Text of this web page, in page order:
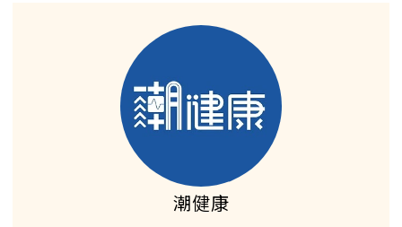
潮健康